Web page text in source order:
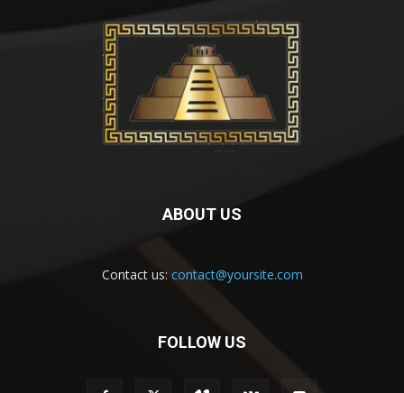
ABOUT US
Contact us: contact@yoursite.com
FOLLOW US